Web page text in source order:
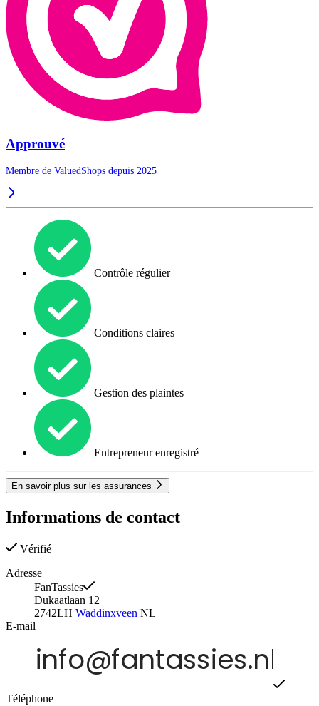
Approuvé
Membre de ValuedShops depuis 2025
Contrôle régulier
Conditions claires
Gestion des plaintes
Entrepreneur enregistré
En savoir plus sur les assurances
Informations de contact
Vérifié
Adresse
FanTassies
Dukaatlaan 12
2742LH Waddinxveen NL
E-mail
Téléphone